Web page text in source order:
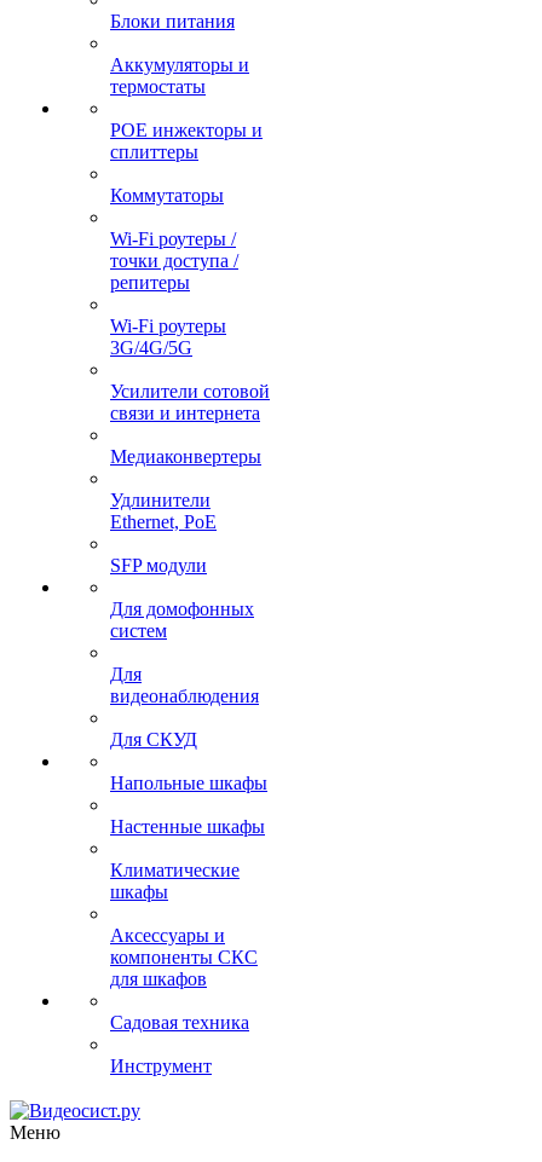
Блоки питания
Аккумуляторы и
термостаты
POE инжекторы и
сплиттеры
Коммутаторы
Wi-Fi роутеры /
точки доступа /
репитеры
Wi-Fi роутеры
3G/4G/5G
Усилители сотовой
связи и интернета
Медиаконвертеры
Удлинители
Ethernet, PoE
SFP модули
Для домофонных
систем
Для
видеонаблюдения
Для СКУД
Напольные шкафы
Настенные шкафы
Климатические
шкафы
Аксессуары и
компоненты СКС
для шкафов
Садовая техника
Инструмент
Меню